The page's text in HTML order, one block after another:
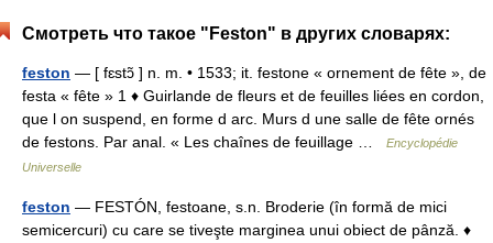
Смотреть что такое "Feston" в других словарях:
feston — [ fɛstɔ̃ ] n. m. • 1533; it. festone « ornement de fête », de
festa « fête » 1 ♦ Guirlande de fleurs et de feuilles liées en cordon,
que l on suspend, en forme d arc. Murs d une salle de fête ornés
de festons. Par anal. « Les chaînes de feuillage …
Encyclopédie
Universelle
feston — FESTÓN, festoane, s.n. Broderie (în formă de mici
semicercuri) cu care se tiveşte marginea unui obiect de pânză. ♦